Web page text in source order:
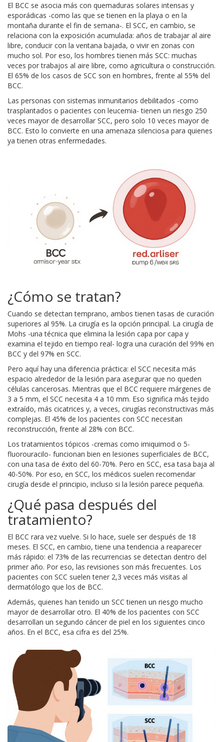
El BCC se asocia más con quemaduras solares intensas y
esporádicas -como las que se tienen en la playa o en la
montaña durante el fin de semana-. El SCC, en cambio, se
relaciona con la exposición acumulada: años de trabajar al aire
libre, conducir con la ventana bajada, o vivir en zonas con
mucho sol. Por eso, los hombres tienen más SCC: muchas
veces por trabajos al aire libre, como agricultura o construcción.
El 65% de los casos de SCC son en hombres, frente al 55% del
BCC.
Las personas con sistemas inmunitarios debilitados -como
trasplantados o pacientes con leucemia- tienen un riesgo 250
veces mayor de desarrollar SCC, pero solo 10 veces mayor de
BCC. Esto lo convierte en una amenaza silenciosa para quienes
ya tienen otras enfermedades.
¿Cómo se tratan?
Cuando se detectan temprano, ambos tienen tasas de curación
superiores al 95%. La cirugía es la opción principal. La cirugía de
Mohs -una técnica que elimina la lesión capa por capa y
examina el tejido en tiempo real- logra una curación del 99% en
BCC y del 97% en SCC.
Pero aquí hay una diferencia práctica: el SCC necesita más
espacio alrededor de la lesión para asegurar que no queden
células cancerosas. Mientras que el BCC requiere márgenes de
3 a 5 mm, el SCC necesita 4 a 10 mm. Eso significa más tejido
extraído, más cicatrices y, a veces, cirugías reconstructivas más
complejas. El 45% de los pacientes con SCC necesitan
reconstrucción, frente al 28% con BCC.
Los tratamientos tópicos -cremas como imiquimod o 5-
fluorouracilo- funcionan bien en lesiones superficiales de BCC,
con una tasa de éxito del 60-70%. Pero en SCC, esa tasa baja al
40-50%. Por eso, en SCC, los médicos suelen recomendar
cirugía desde el principio, incluso si la lesión parece pequeña.
¿Qué pasa después del
tratamiento?
El BCC rara vez vuelve. Si lo hace, suele ser después de 18
meses. El SCC, en cambio, tiene una tendencia a reaparecer
más rápido: el 73% de las recurrencias se detectan dentro del
primer año. Por eso, las revisiones son más frecuentes. Los
pacientes con SCC suelen tener 2,3 veces más visitas al
dermatólogo que los de BCC.
Además, quienes han tenido un SCC tienen un riesgo mucho
mayor de desarrollar otro. El 40% de los pacientes con SCC
desarrollan un segundo cáncer de piel en los siguientes cinco
años. En el BCC, esa cifra es del 25%.